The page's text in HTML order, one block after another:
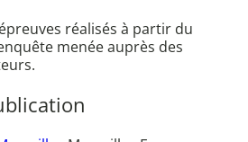
réalisés à partir du
menée auprès des